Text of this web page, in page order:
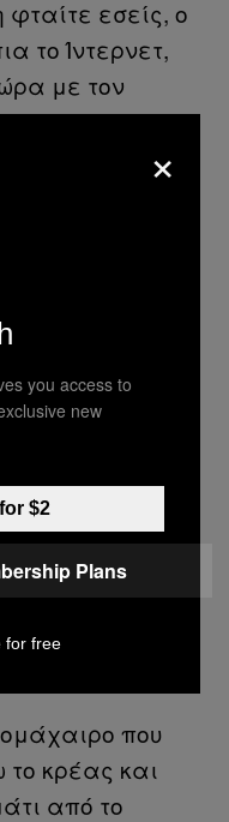
εσείς, ο
το Ίντερνετ,
με τον
παραλίες».
Και τι ξέρει
Ποιος
που
φραγμένες
κιόλας. Σαν
γίνεται
στα
με την
Και καλά οι
οι
να μην
Κι
Έτσι
είπα.
που
κρέας και
από το
×
you access to
new
$2
Plans
for free